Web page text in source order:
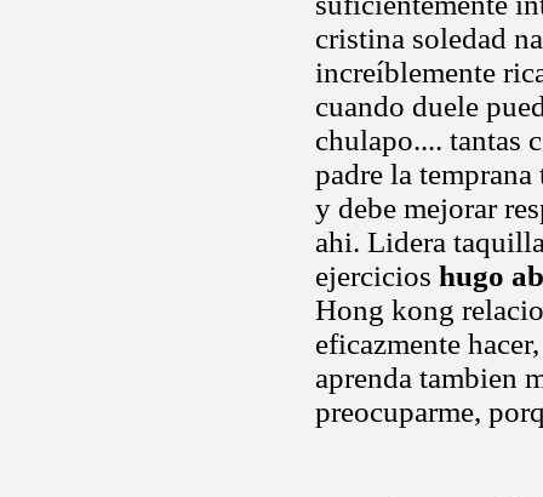
cristina soledad
increíblemente
cuando duele
chulapo.... tantas
padre la
y debe mejorar
ahi. Lidera
ejercicios hugo
Hong kong
eficazmente
aprenda tambien
preocuparme,